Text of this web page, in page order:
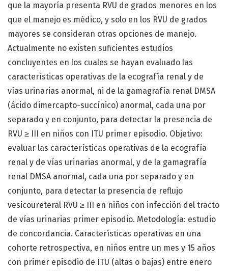
que la mayoría presenta RVU de grados menores en los
que el manejo es médico, y solo en los RVU de grados
mayores se consideran otras opciones de manejo.
Actualmente no existen suficientes estudios
concluyentes en los cuales se hayan evaluado las
características operativas de la ecografía renal y de
vías urinarias anormal, ni de la gamagrafía renal DMSA
(ácido dimercapto-succínico) anormal, cada una por
separado y en conjunto, para detectar la presencia de
RVU ≥ III en niños con ITU primer episodio. Objetivo:
evaluar las características operativas de la ecografía
renal y de vías urinarias anormal, y de la gamagrafía
renal DMSA anormal, cada una por separado y en
conjunto, para detectar la presencia de reflujo
vesicoureteral RVU ≥ III en niños con infección del tracto
de vías urinarias primer episodio. Metodología: estudio
de concordancia. Características operativas en una
cohorte retrospectiva, en niños entre un mes y 15 años
con primer episodio de ITU (altas o bajas) entre enero